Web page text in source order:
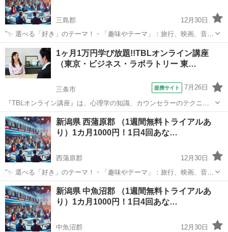
三島郡
12月30日
"✨ 選べる「好き」のテーマ！・「趣味やテーマ」：旅行、映画、音
楽、ペットなど、好きなものをもっと楽しめる情報をお届けします。
⏰ 1日4回のタイムリーな配信 7:00: 目覚めの1通で1日を元気にスター
ト！12:0...
新潟 三島郡 その他 BTS
1ヶ月1万円学び放題!!TBLオンライン講座
（東京・ビジネス・ラボラトリー 東…
三条市 提携サイト 7月26日
『TBLオンライン講座』は、心理学の知識、カウンセラーのテクニッ
クが、世界中どこにいても、いつでも、何度でもパソコン・スマホ・
タブレットで学べます。 心理カウンセラーを目指している人、スキル
アップをしたい人向けのオンライン講...
新潟 三条市 セラピー
新潟県 西蒲原郡 （1週間無料トライアルあ
り）1カ月1000円！1日4回あな…
西蒲原郡
12月30日
"✨ 選べる「好き」のテーマ！・「趣味やテーマ」：旅行、映画、音
楽、ペットなど、好きなものをもっと楽しめる情報をお届けします。
⏰ 1日4回のタイムリーな配信 7:00: 目覚めの1通で1日を元気にスター
ト！12:0...
新潟 西蒲原郡 その他 BTS
新潟県 中魚沼郡 （1週間無料トライアルあ
り）1カ月1000円！1日4回あな…
中魚沼郡
12月30日